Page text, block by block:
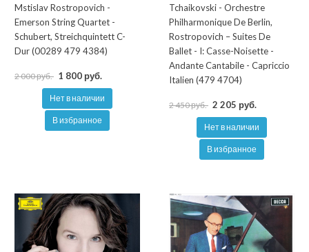
Mstislav Rostropovich -
Emerson String Quartet -
Schubert, Streichquintett C-
Dur (00289 479 4384)
2 000 руб. 1 800 руб.
Нет в наличии
В избранное
Tchaikovski - Orchestre
Philharmonique De Berlin,
Rostropovich ‎– Suites De
Ballet - I: Casse-Noisette -
Andante Cantabile - Capriccio
Italien (479 4704)
2 450 руб. 2 205 руб.
Нет в наличии
В избранное